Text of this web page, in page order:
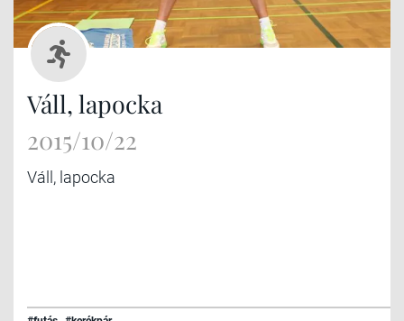
Váll, lapocka
2015/10/22
Váll, lapocka